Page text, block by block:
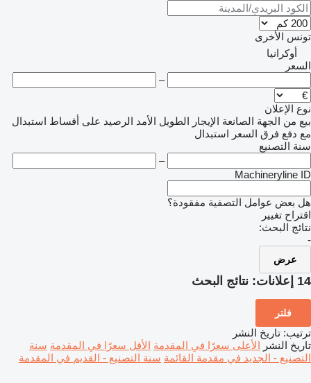
تونس الأخرى
أوكرانيا
السعر
–
نوع الإعلان
بيع من الجهة الصانعة الإيجار الطويل الأمد الرصيد على أقساط استبدال
مع دفع فرق السعر استبدال
سنة التصنيع
–
Machineryline ID
هل بعض عوامل التصفية مفقودة؟
اقتراح تغيير
نتائج البحث:
-
عرض
14 إعلانات: نتائج البحث
فلتر
ترتيب: تاريخ النشر
تاريخ النشر الأعلى سعرًا في المقدمة الأقل سعرًا في المقدمة سنة
التصنيع - الجديد في مقدمة القائمة سنة التصنيع - القديم في المقدمة